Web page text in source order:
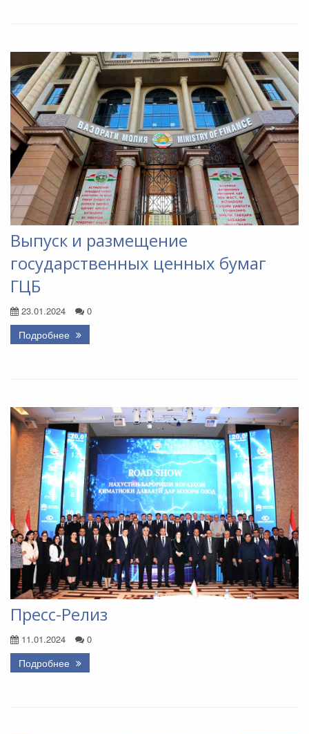
Выпуск и размещение
государственных ценных бумаг
ГЦБ
23.01.2024 0
Подробнее
Пресс-Релиз
11.01.2024 0
Подробнее